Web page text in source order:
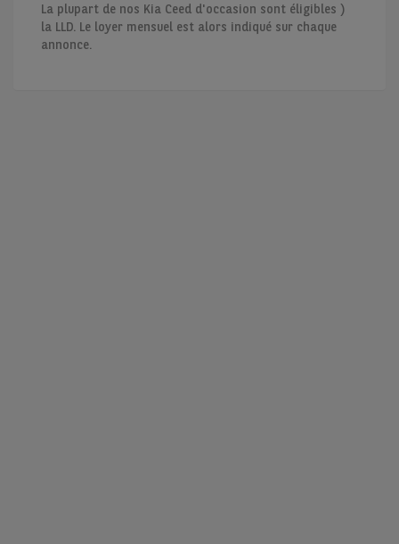
La plupart de nos Kia Ceed d'occasion sont éligibles )
la LLD. Le loyer mensuel est alors indiqué sur chaque
annonce.